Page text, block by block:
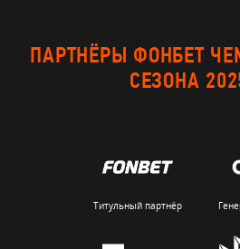
ПАРТНЁРЫ ФОНБЕТ
СЕЗОНА
Титульный партнёр